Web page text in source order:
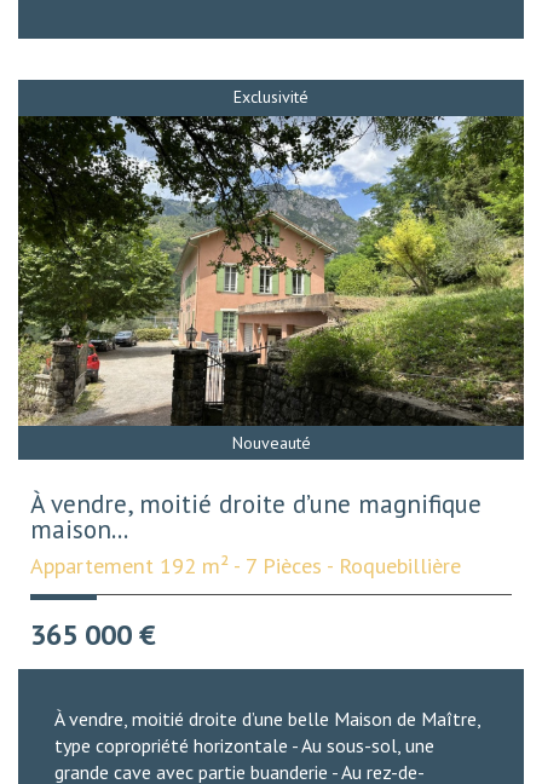
Exclusivité
Nouveauté
À vendre, moitié droite d’une magnifique
maison...
Appartement 192 m² - 7 Pièces - Roquebillière
365 000€
À vendre, moitié droite d’une belle Maison de Maître,
type copropriété horizontale - Au sous-sol, une
grande cave avec partie buanderie - Au rez-de-